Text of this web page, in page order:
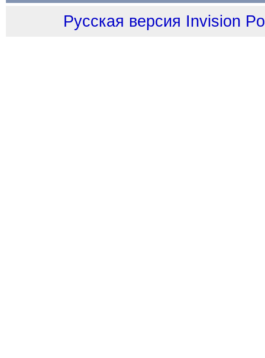
Русская версия Invision